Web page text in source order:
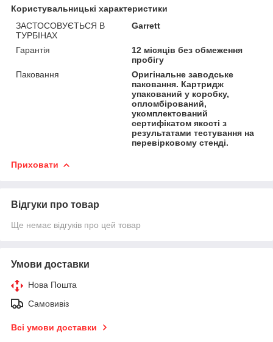
Користувальницькі характеристики
ЗАСТОСОВУЄТЬСЯ В
ТУРБІНАХ
Garrett
Гарантія
12 місяців без обмеження
пробігу
Паковання
Оригінальне заводське
паковання. Картридж
упакований у коробку,
опломбірований,
укомплектований
сертифікатом якості з
результатами тестування на
перевірковому стенді.
Приховати
Відгуки про товар
Ще немає відгуків про цей товар
Умови доставки
Нова Пошта
Самовивіз
Всі умови доставки